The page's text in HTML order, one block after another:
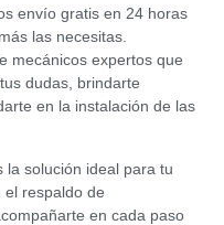
envío gratis en 24 horas
las necesitas.
mecánicos expertos que
dudas, brindarte
en la instalación de las
la solución ideal para tu
el respaldo de
en cada paso